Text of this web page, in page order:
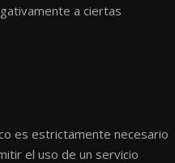
a ciertas
es estrictamente necesario
el uso de un servicio